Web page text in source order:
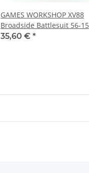
GAMES WORKSHOP XV88
Broadside Battlesuit 56-15
Bausatz 99120113031
35,60 € *